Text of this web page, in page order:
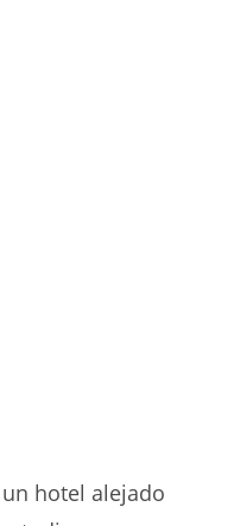
hotel alejado